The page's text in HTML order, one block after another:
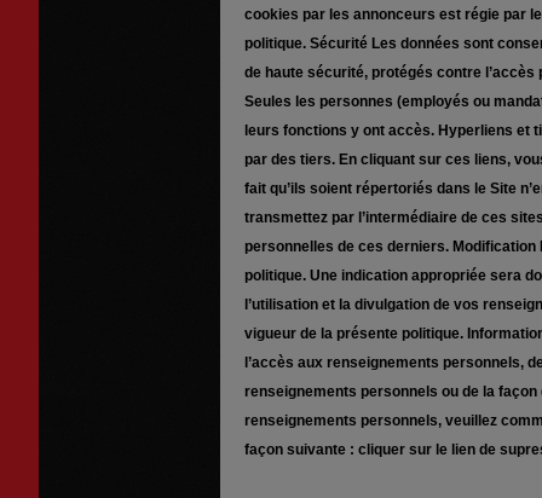
cookies par les annonceurs est régie par
politique. Sécurité Les données sont
de haute sécurité, protégés contre
Seules les personnes (employés ou
leurs fonctions y ont accès. Hyperliens et
par des tiers. En cliquant sur ces liens,
fait qu’ils soient répertoriés dans le Site
transmettez par l’intermédiaire de ces
personnelles de ces derniers.
politique. Une indication appropriée sera
l’utilisation et la divulgation de vos
vigueur de la présente politique.
l’accès aux renseignements personnels,
renseignements personnels ou de la
renseignements personnels, veuillez
façon suivante : cliquer sur le lien de